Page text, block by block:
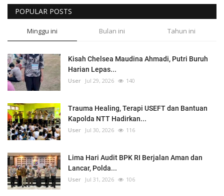
POPULAR POSTS
Minggu ini Bulan ini Tahun ini
Kisah Chelsea Maudina Ahmadi, Putri Buruh
Harian Lepas...
User Jul 29, 2026 140
Trauma Healing, Terapi USEFT dan Bantuan
Kapolda NTT Hadirkan...
User Jul 30, 2026 116
Lima Hari Audit BPK RI Berjalan Aman dan
Lancar, Polda...
User Jul 31, 2026 106